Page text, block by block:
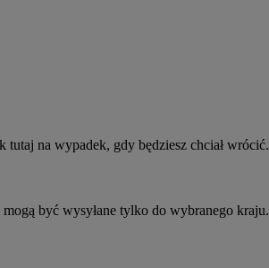
na wypadek, gdy będziesz chciał wrócić.
być wysyłane tylko do wybranego kraju.